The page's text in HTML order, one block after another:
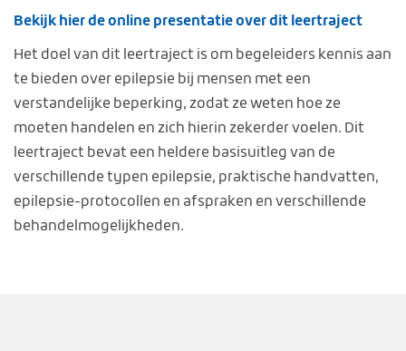
Bekijk hier de online presentatie over dit leertraject
Het doel van dit leertraject is om begeleiders kennis aan
te bieden over epilepsie bij mensen met een
verstandelijke beperking, zodat ze weten hoe ze
moeten handelen en zich hierin zekerder voelen. Dit
leertraject bevat een heldere basisuitleg van de
verschillende typen epilepsie, praktische handvatten,
epilepsie-protocollen en afspraken en verschillende
behandelmogelijkheden.